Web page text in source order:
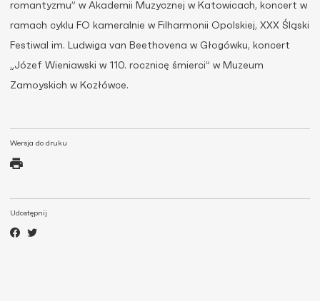
Wersja do druku
Udostępnij
romantyzmu” w Akademii Muzycznej w Katowicach, koncert w
ramach cyklu FO kameralnie w Filharmonii Opolskiej, XXX Śląski
Festiwal im. Ludwiga van Beethovena w Głogówku, koncert
„Józef Wieniawski w 110. rocznicę śmierci” w Muzeum
Zamoyskich w Kozłówce.